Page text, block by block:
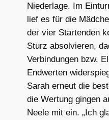
Niederlage. Im
lief es für die
der vier Startenden
Sturz absolvieren,
Verbindungen bzw.
Endwerten
Sarah erneut die
die Wertung gingen
Neele mit ein. „Ich